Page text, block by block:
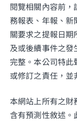
閱覽相關內容前
務報表、年報、新
關要求之提報日期
及或後續事件之發
完整。本公司特此
或修訂之責任，並
本網站上所有之財
含有預測性敘述。